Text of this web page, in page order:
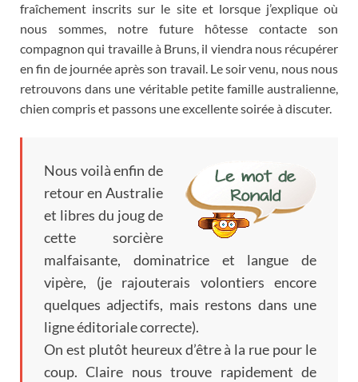
fraîchement inscrits sur le site et lorsque j’explique où
nous sommes, notre future hôtesse contacte son
compagnon qui travaille à Bruns, il viendra nous récupérer
en fin de journée après son travail. Le soir venu, nous nous
retrouvons dans une véritable petite famille australienne,
chien compris et passons une excellente soirée à discuter.
Nous voilà enfin de
retour en Australie
et libres du joug de
cette sorcière
malfaisante, dominatrice et langue de
vipère, (je rajouterais volontiers encore
quelques adjectifs, mais restons dans une
ligne éditoriale correcte).
On est plutôt heureux d’être à la rue pour le
coup.Claire nous trouve rapidement de